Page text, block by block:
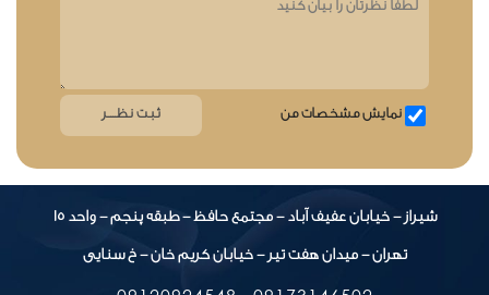
نمایش مشخصات من
شیراز - خیابان عفیف آباد - مجتمع حافظ - طبقه پنجم - واحد 15
تهران - میدان هفت تیر - خیابان کریم خان - خ سنایی